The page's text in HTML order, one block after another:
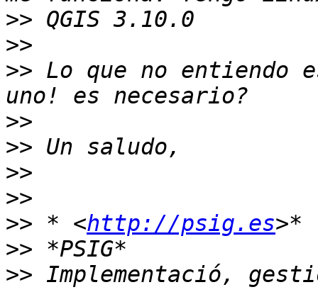
>>
>>
>> Lo que no entiendo
>>
>>
>>
>>
>> * <http://psig.es
>>
>>